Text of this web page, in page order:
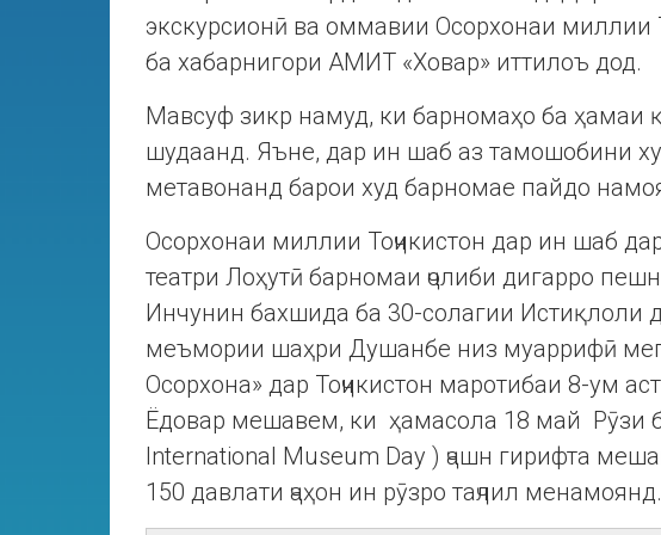
экскурсионӣ ва оммавии Осорхонаи миллии
ба хабарнигори АМИТ «Ховар» иттилоъ дод.
Мавсуф зикр намуд, ки барномаҳо ба ҳамаи
шудаанд. Яъне, дар ин шаб аз тамошобини
метавонанд барои худ барномае пайдо
Осорхонаи миллии Тоҷикистон дар ин шаб
театри Лоҳутӣ барномаи ҷолиби дигарро
Инчунин бахшида ба 30-солагии Истиқлоли
меъмории шаҳри Душанбе низ муаррифӣ
Осорхона» дар Тоҷикистон маротибаи 8-ум
Ёдовар мешавем, ки ҳамасола 18 май Рӯзи
International Museum Day ) ҷашн гирифта
150 давлати ҷаҳон ин рӯзро таҷлил менамоянд.